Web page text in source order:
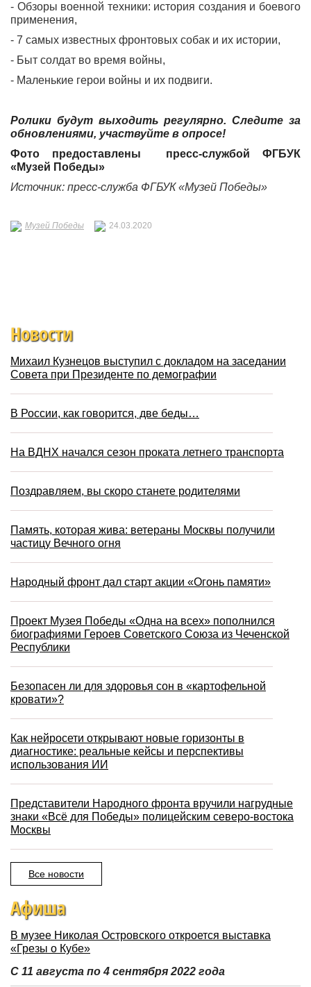
- Обзоры военной техники: история создания и боевого
применения,
- 7 самых известных фронтовых собак и их истории,
- Быт солдат во время войны,
- Маленькие герои войны и их подвиги.
Ролики будут выходить регулярно. Следите за
обновлениями, участвуйте в опросе!
Фото предоставлены пресс-службой ФГБУК
«Музей Победы»
Источник: пресс-служба ФГБУК «Музей Победы»
Музей Победы 24.03.2020
Новости
Михаил Кузнецов выступил с докладом на заседании
Совета при Президенте по демографии
В России, как говорится, две беды…
На ВДНХ начался сезон проката летнего транспорта
Поздравляем, вы скоро станете родителями
Память, которая жива: ветераны Москвы получили
частицу Вечного огня
Народный фронт дал старт акции «Огонь памяти»
Проект Музея Победы «Одна на всех» пополнился
биографиями Героев Советского Союза из Чеченской
Республики
Безопасен ли для здоровья сон в «картофельной
кровати»?
Как нейросети открывают новые горизонты в
диагностике: реальные кейсы и перспективы
использования ИИ
Представители Народного фронта вручили нагрудные
знаки «Всё для Победы» полицейским северо-востока
Москвы
Все новости
Афиша
В музее Николая Островского откроется выставка
«Грезы о Кубе»
С 11 августа по 4 сентября 2022 года